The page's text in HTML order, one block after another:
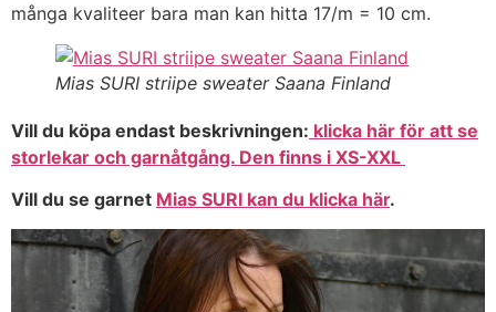
många kvaliteer bara man kan hitta 17/m = 10 cm.
Mias SURI striipe sweater Saana Finland
Vill du köpa endast beskrivningen: klicka här för att se
storlekar och garnåtgång. Den finns i XS-XXL
Vill du se garnet Mias SURI kan du klicka här.